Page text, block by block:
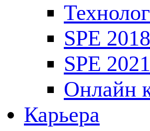
SPE 2018
SPE 2021
Онлайн
Карьера